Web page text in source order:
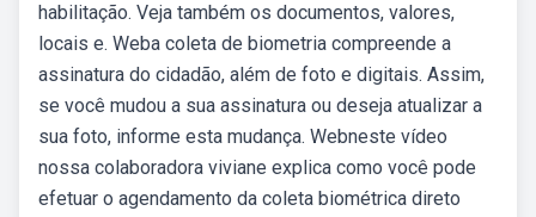
habilitação. Veja também os documentos, valores,
locais e. Weba coleta de biometria compreende a
assinatura do cidadão, além de foto e digitais. Assim,
se você mudou a sua assinatura ou deseja atualizar a
sua foto, informe esta mudança. Webneste vídeo
nossa colaboradora viviane explica como você pode
efetuar o agendamento da coleta biométrica direto